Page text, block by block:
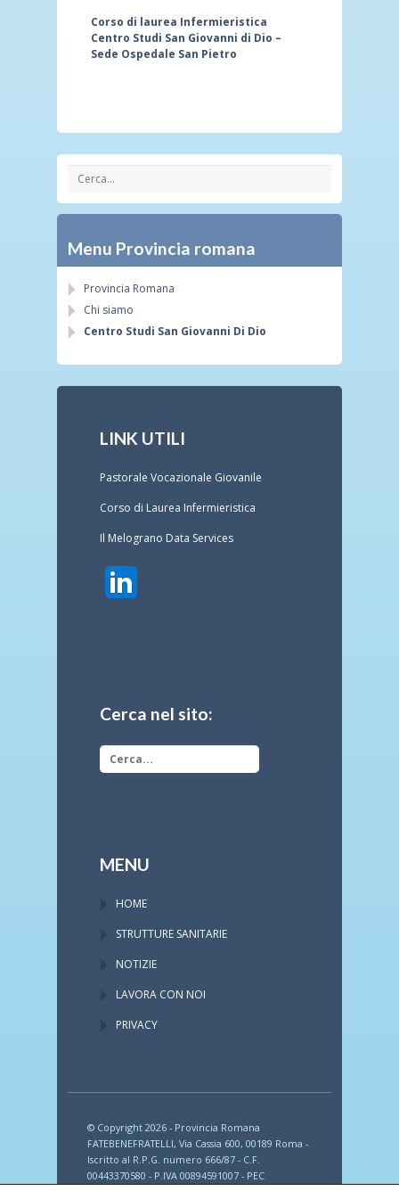
Corso di laurea Infermieristica
Centro Studi San Giovanni di Dio –
Sede Ospedale San Pietro
Menu Provincia romana
Provincia Romana
Chi siamo
Centro Studi San Giovanni Di Dio
LINK UTILI
Pastorale Vocazionale Giovanile
Corso di Laurea Infermieristica
Il Melograno Data Services
Cerca nel sito:
MENU
HOME
STRUTTURE SANITARIE
NOTIZIE
LAVORA CON NOI
PRIVACY
© Copyright 2026 - Provincia Romana
FATEBENEFRATELLI, Via Cassia 600, 00189 Roma -
Iscritto al R.P.G. numero 666/87 - C.F.
00443370580 - P.IVA 00894591007 - PEC